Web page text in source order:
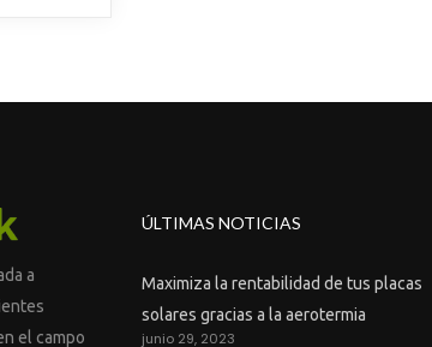
a
el campo
ÚLTIMAS NOTICIAS
Maximiza la rentabilidad de tus placas
solares gracias a la aerotermia
junio 29, 2023